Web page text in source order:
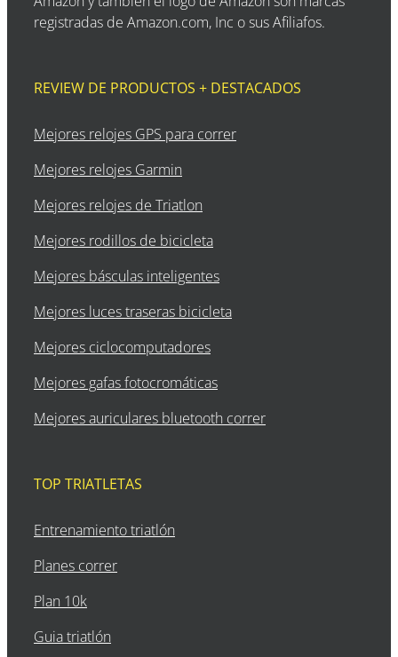
registradas de Amazon.com, Inc o sus Afiliafos.
REVIEW DE PRODUCTOS + DESTACADOS
Mejores relojes GPS para correr
Mejores relojes Garmin
Mejores relojes de Triatlon
Mejores rodillos de bicicleta
Mejores básculas inteligentes
Mejores luces traseras bicicleta
Mejores ciclocomputadores
Mejores gafas fotocromáticas
Mejores auriculares bluetooth correr
TOP TRIATLETAS
Entrenamiento triatlón
Planes correr
Plan 10k
Guia triatlón